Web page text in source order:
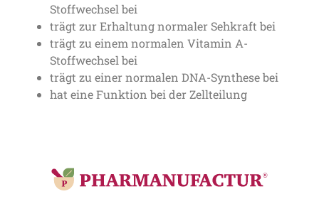
Stoffwechsel bei
trägt zur Erhaltung normaler Sehkraft bei
trägt zu einem normalen Vitamin A-
Stoffwechsel bei
trägt zu einer normalen DNA-Synthese bei
hat eine Funktion bei der Zellteilung